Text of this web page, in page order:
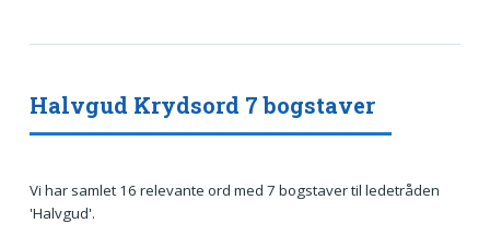
Halvgud Krydsord 7 bogstaver
Vi har samlet 16 relevante ord med 7 bogstaver til ledetråden
'Halvgud'.